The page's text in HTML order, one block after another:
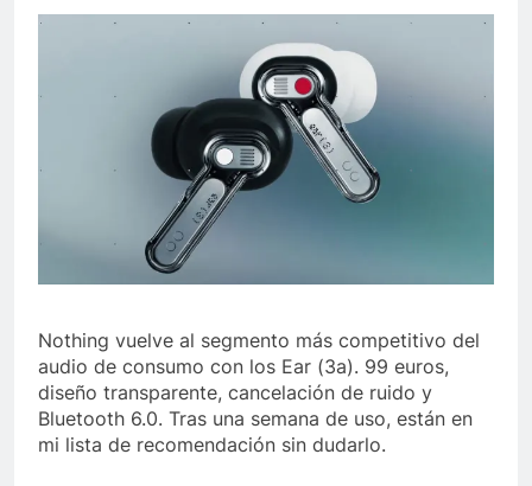
Nothing vuelve al segmento más competitivo del
audio de consumo con los Ear (3a). 99 euros,
diseño transparente, cancelación de ruido y
Bluetooth 6.0. Tras una semana de uso, están en
mi lista de recomendación sin dudarlo.